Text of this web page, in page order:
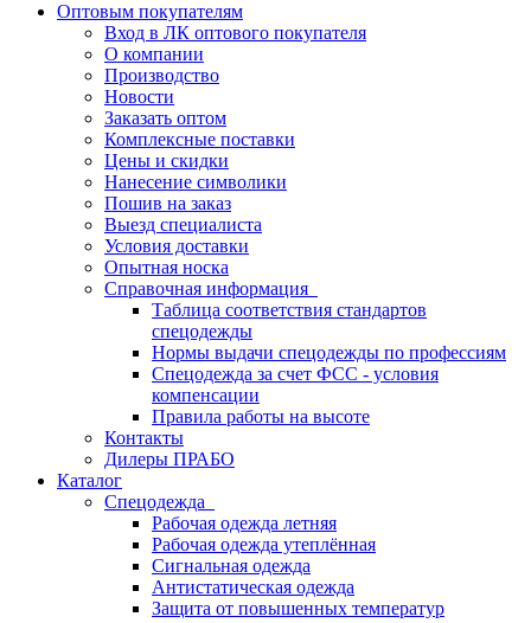
Оптовым покупателям
Вход в ЛК оптового покупателя
О компании
Производство
Новости
Заказать оптом
Комплексные поставки
Цены и скидки
Нанесение символики
Пошив на заказ
Выезд специалиста
Условия доставки
Опытная носка
Справочная информация
Таблица соответствия стандартов
спецодежды
Нормы выдачи спецодежды по профессиям
Спецодежда за счет ФСС - условия
компенсации
Правила работы на высоте
Контакты
Дилеры ПРАБО
Каталог
Спецодежда
Рабочая одежда летняя
Рабочая одежда утеплённая
Сигнальная одежда
Антистатическая одежда
Защита от повышенных температур